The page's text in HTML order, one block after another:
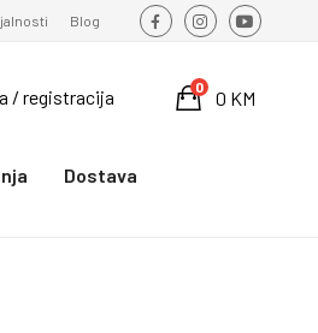
Blog
/ registracija 0 KM
0
Dostava